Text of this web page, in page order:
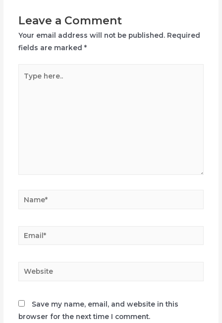
Leave a Comment
Your email address will not be published. Required
fields are marked *
here..
Name*
Email*
Website
Save my name, email, and website in this
browser for the next time I comment.